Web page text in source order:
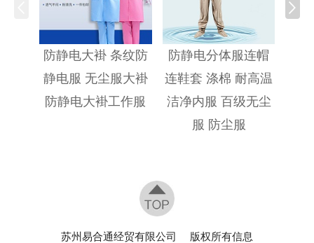
防静电大褂 条纹防
静电服 无尘服大褂
防静电大褂工作服
防静电分体服连帽
连鞋套 涤棉 耐高温
洁净内服 百级无尘
服 防尘服
防
苏州易合通经贸有限公司
版权所有信息